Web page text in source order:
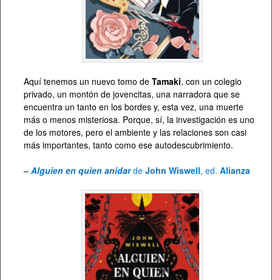
Aquí tenemos un nuevo tomo de Tamaki, con un colegio
privado, un montón de jovencitas, una narradora que se
encuentra un tanto en los bordes y, esta vez, una muerte
más o menos misteriosa. Porque, sí, la investigación es uno
de los motores, pero el ambiente y las relaciones son casi
más importantes, tanto como ese autodescubrimiento.
– Alguien en quien anidar de John Wiswell, ed. Alianza